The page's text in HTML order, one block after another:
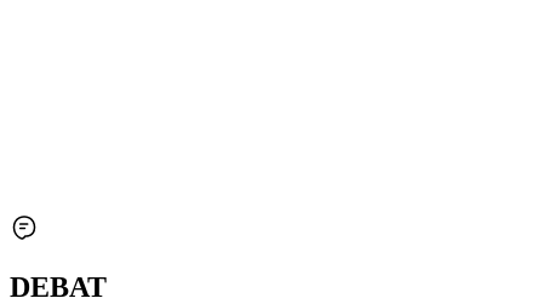
DEBAT